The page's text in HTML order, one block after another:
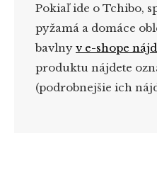
Pokiaľ ide o Tchibo,
pyžamá a domáce
bavlny v e-shope
produktu nájdete
(podrobnejšie ich